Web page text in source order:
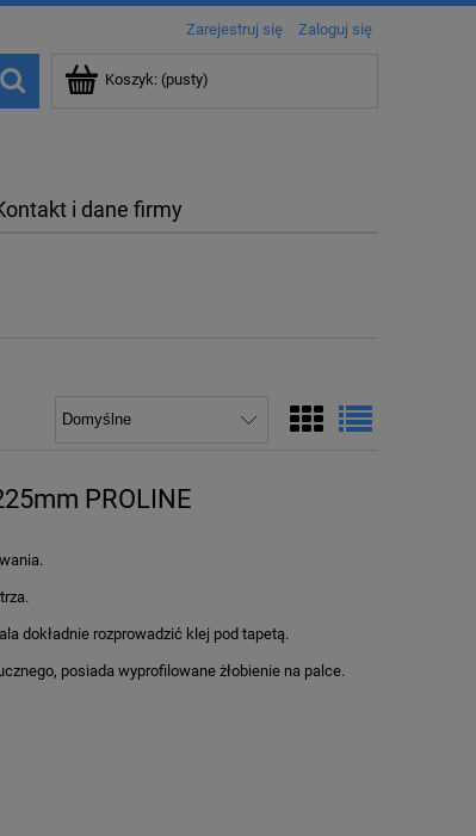
Zarejestruj się Zaloguj się
Koszyk: (pusty)
i dane firmy
PROLINE
dokładnie rozprowadzić klej pod tapetą.
posiada wyprofilowane żłobienie na palce.